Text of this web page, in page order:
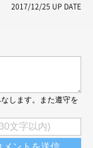
2017/12/25 UP DATE